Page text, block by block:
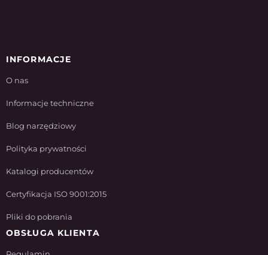
INFORMACJE
O nas
Informacje techniczne
Blog narzędziowy
Polityka prywatności
Katalogi producentów
Certyfikacja ISO 9001:2015
Pliki do pobrania
OBSŁUGA KLIENTA